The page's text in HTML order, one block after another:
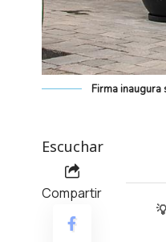
Firma inaugura
Escuchar
Compartir